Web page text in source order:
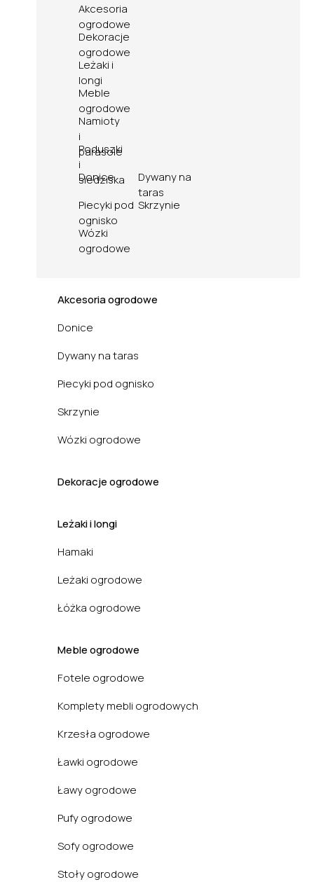
Akcesoria
ogrodowe
Dekoracje
ogrodowe
Leżaki i
longi
Meble
ogrodowe
Namioty
i
parasole
Poduszki
i
siedziska
Donice
Dywany na
taras
Piecyki pod
ognisko
Skrzynie
Wózki
ogrodowe
Akcesoria ogrodowe
Donice
Dywany na taras
Piecyki pod ognisko
Skrzynie
Wózki ogrodowe
Dekoracje ogrodowe
Leżaki i longi
Hamaki
Leżaki ogrodowe
Łóżka ogrodowe
Meble ogrodowe
Fotele ogrodowe
Komplety mebli ogrodowych
Krzesła ogrodowe
Ławki ogrodowe
Ławy ogrodowe
Pufy ogrodowe
Sofy ogrodowe
Stoły ogrodowe